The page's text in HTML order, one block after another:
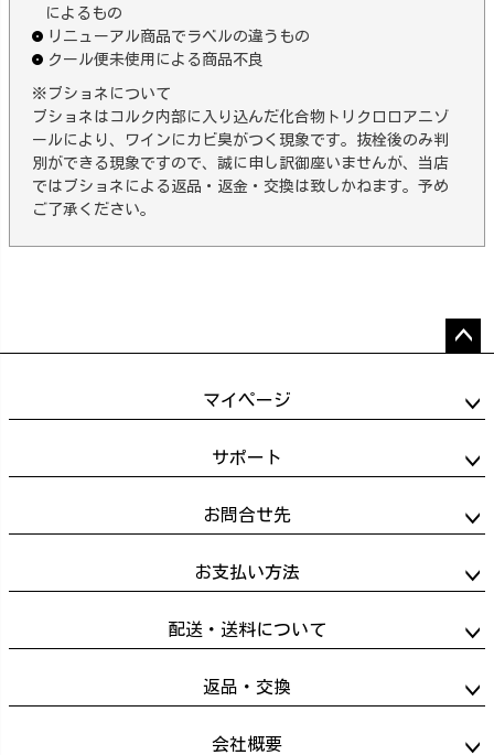
によるもの
リニューアル商品でラベルの違うもの
クール便未使用による商品不良
※ブショネについて
ブショネはコルク内部に入り込んだ化合物トリクロロアニゾ
ールにより、ワインにカビ臭がつく現象です。抜栓後のみ判
別ができる現象ですので、誠に申し訳御座いませんが、当店
ではブショネによる返品・返金・交換は致しかねます。予め
ご了承ください。
ップ
マイページ
サポート
お問合せ先
お支払い方法
配送・送料について
返品・交換
会社概要